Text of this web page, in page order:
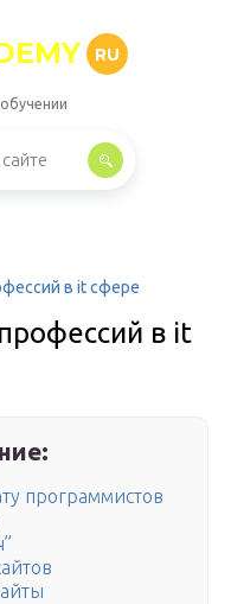
RU
в it сфере
в it
программистов